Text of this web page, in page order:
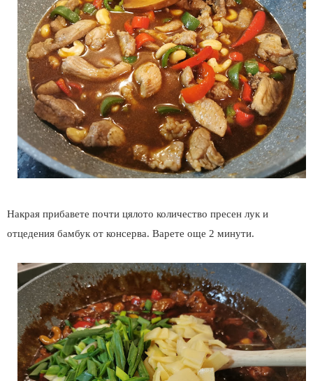
Накрая прибавете почти цялото количество пресен лук и
отцедения бамбук от консерва. Варете още 2 минути.